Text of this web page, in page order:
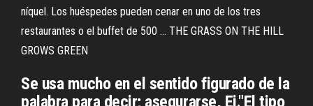
níquel. Los huéspedes pueden cenar en uno de los tres
restaurantes o el buffet de 500 ... THE GRASS ON THE HILL
GROWS GREEN
Se usa mucho en el sentido figurado de la
palabra para decir; asegurarse, Ej."El tipo